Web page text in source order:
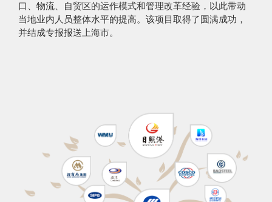
口、物流、自贸区的运作模式和管理改革经验，以此带动
当地业内人员整体水平的提高。该项目取得了圆满成功，
并结成专报报送上海市。